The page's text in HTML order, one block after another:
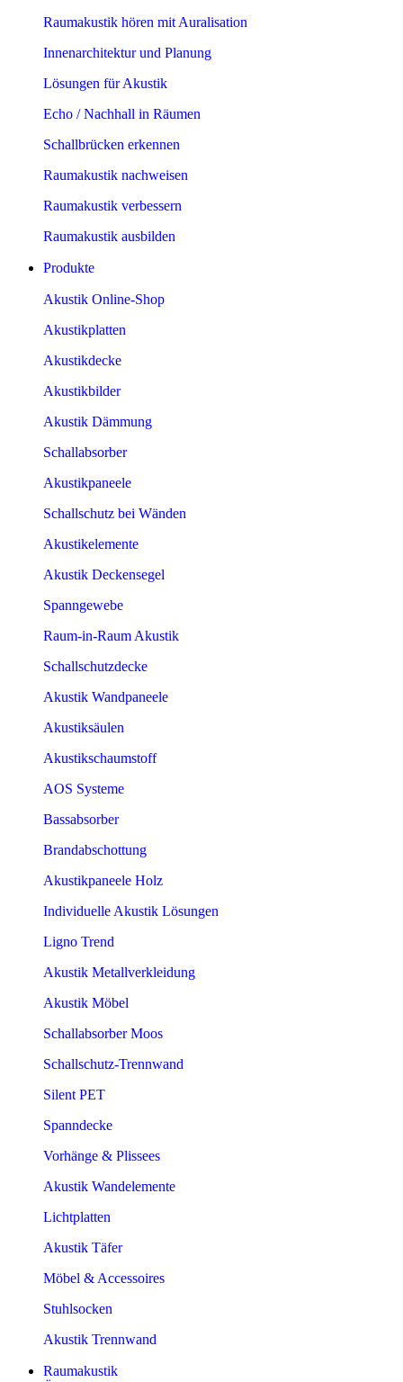
Raumakustik hören mit Auralisation
Innenarchitektur und Planung
Lösungen für Akustik
Echo / Nachhall in Räumen
Schallbrücken erkennen
Raumakustik nachweisen
Raumakustik verbessern
Raumakustik ausbilden
Produkte
Akustik Online-Shop
Akustikplatten
Akustikdecke
Akustikbilder
Akustik Dämmung
Schallabsorber
Akustikpaneele
Schallschutz bei Wänden
Akustikelemente
Akustik Deckensegel
Spanngewebe
Raum-in-Raum Akustik
Schallschutzdecke
Akustik Wandpaneele
Akustiksäulen
Akustikschaumstoff
AOS Systeme
Bassabsorber
Brandabschottung
Akustikpaneele Holz
Individuelle Akustik Lösungen
Ligno Trend
Akustik Metallverkleidung
Akustik Möbel
Schallabsorber Moos
Schallschutz-Trennwand
Silent PET
Spanndecke
Vorhänge & Plissees
Akustik Wandelemente
Lichtplatten
Akustik Täfer
Möbel & Accessoires
Stuhlsocken
Akustik Trennwand
Raumakustik